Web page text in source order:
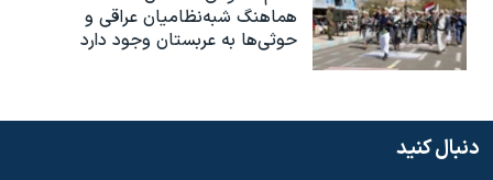
هماهنگ شبه‌نظامیان عراقی و
حوثی‌ها به عربستان وجود دارد
دنبال کنید